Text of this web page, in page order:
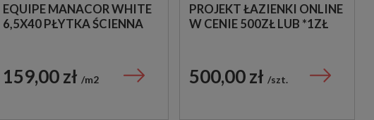
EQUIPE MANACOR WHITE
6,5X40 PŁYTKA ŚCIENNA
159,00 zł m2
PROJEKT ŁAZIENKI ONLINE
W CENIE 500ZŁ LUB *1ZŁ
500,00 zł szt.